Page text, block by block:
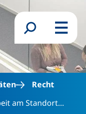
Inhalt
Suchformular
Menü
Recht
am Standort…